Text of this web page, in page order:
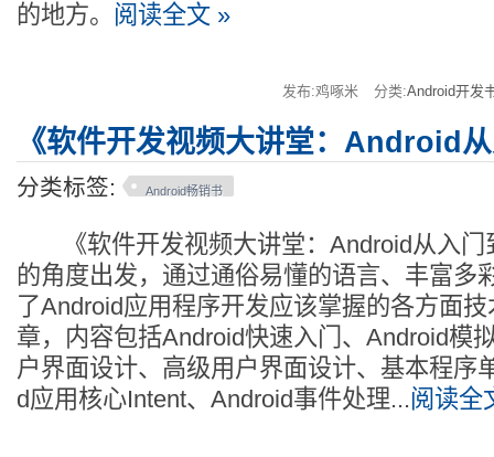
的地方。 阅读全文 »
发布:鸡啄米 分类:Android开发
《软件开发视频大讲堂：Android
分类标签: Android畅销书
《软件开发视频大讲堂：Android从入门
的角度出发，通过通俗易懂的语言、丰富多
了Android应用程序开发应该掌握的各方面
章，内容包括Android快速入门、Android模
户界面设计、高级用户界面设计、基本程序
d应用核心Intent、Android事件处理...阅读全